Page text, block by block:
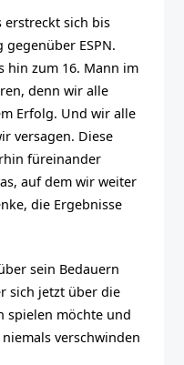
erstreckt sich bis
ESPN.
hin zum 16. Mann im
denn wir alle
Erfolg. Und wir alle
versagen. Diese
füreinander
auf dem wir weiter
die Ergebnisse
sein Bedauern
sich jetzt über die
spielen möchte und
verschwinden